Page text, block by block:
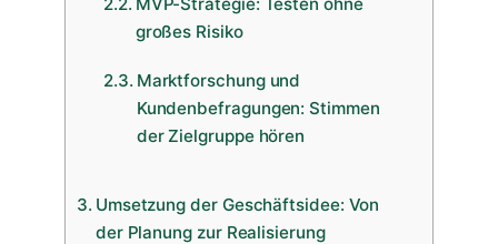
großes Risiko
Marktforschung und
Kundenbefragungen: Stimmen
der Zielgruppe hören
Umsetzung der Geschäftsidee: Von
der Planung zur Realisierung